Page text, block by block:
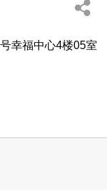
幸福中心4楼05室